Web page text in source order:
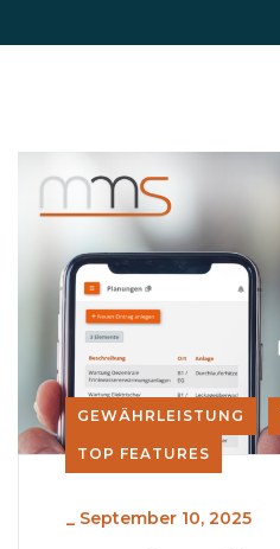
GEWÄHRLEISTUNG
TOP FEATURES
_ September 10, 2025